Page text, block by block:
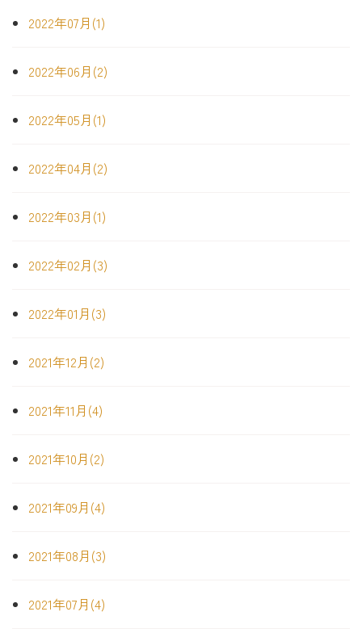
2022年07月(1)
2022年06月(2)
2022年05月(1)
2022年04月(2)
2022年03月(1)
2022年02月(3)
2022年01月(3)
2021年12月(2)
2021年11月(4)
2021年10月(2)
2021年09月(4)
2021年08月(3)
2021年07月(4)